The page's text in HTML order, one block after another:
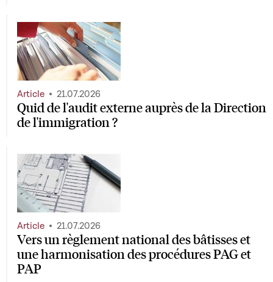
Quid de l'audit externe auprès de la Direction
de l'immigration ?
Article 21.07.2026
Vers un règlement national des bâtisses et
une harmonisation des procédures PAG et
PAP
Article 21.07.2026